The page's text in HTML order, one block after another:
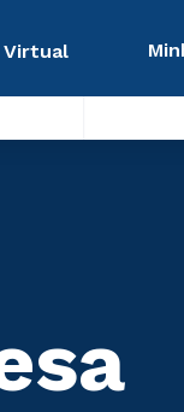
Virtual